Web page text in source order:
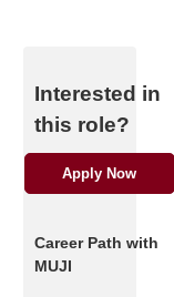
Interested in
this role?
Apply Now
Career Path with
MUJI